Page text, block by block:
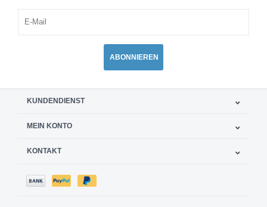
ABONNIEREN
KUNDENDIENST
MEIN KONTO
KONTAKT